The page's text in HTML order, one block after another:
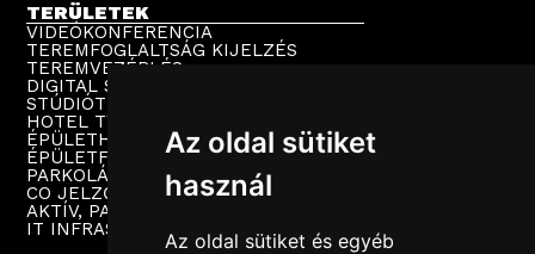
Az oldal sütiket
használ
Az oldal sütiket és egyéb
TERÜLETEK
VIDEÓKONFERENCIA
TEREMFOGLALTSÁG KIJELZÉS
TEREMVEZÉRLÉS
DIGITAL SIGNAGE
STÚDIÓTECHNIKA
HOTEL TV
ÉPÜLETHANGOSÍTÁS
ÉPÜLETFELÜGYELET
PARKOLÁSTECHNIKA
CO JELZŐRENDSZER
AKTÍV, PASSZÍV HÁLÓZAT
IT INFRASTRUKTÚRA